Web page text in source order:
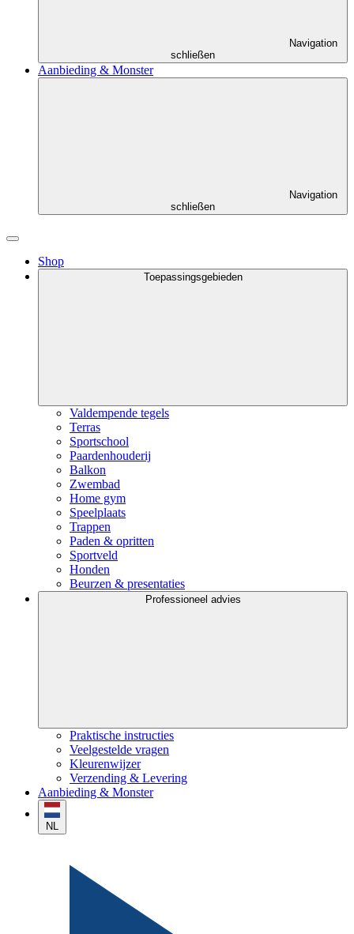
Navigation
schließen
Aanbieding & Monster
Navigation
schließen
Shop
Toepassingsgebieden
Valdempende tegels
Terras
Sportschool
Paardenhouderij
Balkon
Zwembad
Home gym
Speelplaats
Trappen
Paden & opritten
Sportveld
Honden
Beurzen & presentaties
Professioneel advies
Praktische instructies
Veelgestelde vragen
Kleurenwijzer
Verzending & Levering
Aanbieding & Monster
NL